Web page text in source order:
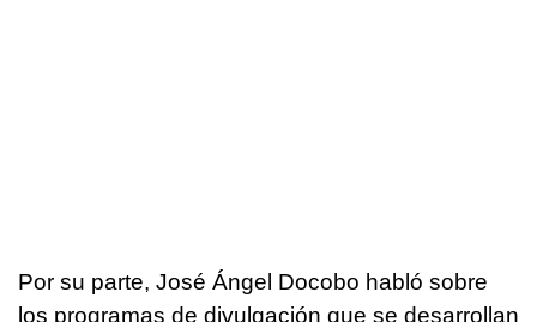
Por su parte, José Ángel Docobo habló sobre
los programas de divulgación que se desarrollan